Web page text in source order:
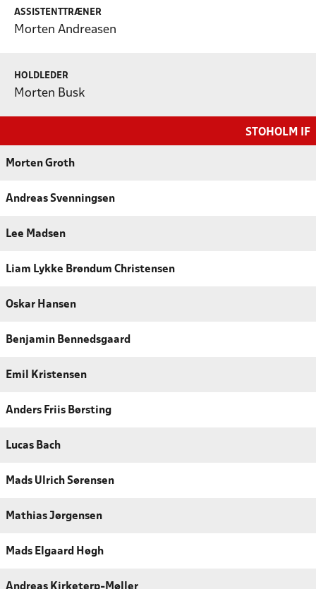
ASSISTENTTRÆNER
Morten Andreasen
HOLDLEDER
Morten Busk
STOHOLM IF
Morten Groth
Andreas Svenningsen
Lee Madsen
Liam Lykke Brøndum Christensen
Oskar Hansen
Benjamin Bennedsgaard
Emil Kristensen
Anders Friis Børsting
Lucas Bach
Mads Ulrich Sørensen
Mathias Jørgensen
Mads Elgaard Høgh
Andreas Kirketerp-Møller